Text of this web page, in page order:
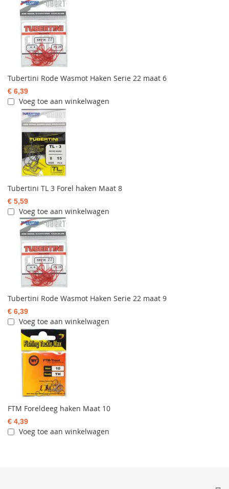
Tubertini Rode Wasmot Haken Serie 22 maat 6
€ 6,39
Voeg toe aan winkelwagen
Tubertini TL 3 Forel haken Maat 8
€ 5,59
Voeg toe aan winkelwagen
Tubertini Rode Wasmot Haken Serie 22 maat 9
€ 6,39
Voeg toe aan winkelwagen
FTM Foreldeeg haken Maat 10
€ 4,39
Voeg toe aan winkelwagen